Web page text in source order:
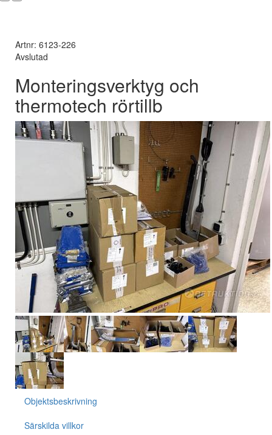
Artnr: 6123-226
Avslutad
Monteringsverktyg och
thermotech rörtillb
Objektsbeskrivning
Särskilda villkor